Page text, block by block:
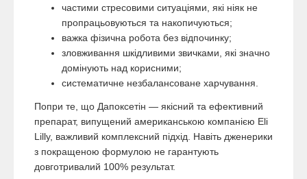
частими стресовими ситуаціями, які ніяк не
пропрацьовуються та накопичуються;
важка фізична робота без відпочинку;
зловживання шкідливими звичками, які значно
домінують над корисними;
систематичне незбалансоване харчування.
Попри те, що Дапоксетін — якісний та ефективний
препарат, випущений американською компанією Eli
Lilly, важливий комплексний підхід. Навіть дженерики
з покращеною формулою не гарантують
довготривалий 100% результат.